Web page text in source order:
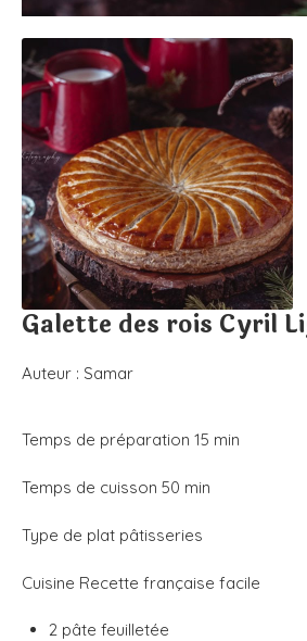
Galette des rois Cyril
Auteur : Samar
Temps de préparation 15 min
Temps de cuisson 50 min
Type de plat pâtisseries
Cuisine Recette française facile
2 pâte feuilletée